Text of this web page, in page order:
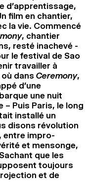
d’apprentissage,
film en chantier,
la vie. Commencé
, chantier
resté inachevé -
le festival de Sao
travailler à
où dans Ceremony,
d’une
une nuit
– Puis Paris, le long
installé un
disons révolution
entre impro-
et mensonge,
que les
toujours
et de